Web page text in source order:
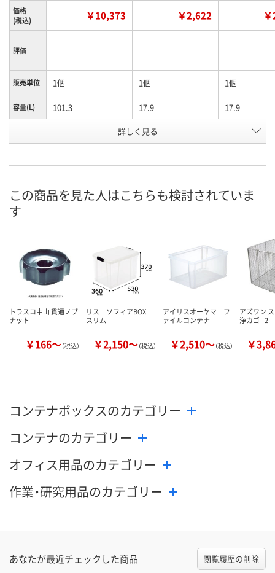
価格
(税込)
￥10,373 ￥2,622
評価
販売単位 1個 1個 1個
容量(L) 101.3 17.9 17.9
369
お申込番
号
4393434 4393452 4392769
お届け日 8月13日（木） 8月13日（木）
数量
カゴへ
お取り扱い終了しま
カ
詳しく見る
この商品を見た人はこちらも検討されていま
す
トラスコ中山 貫通ノブ
ナット
￥166～（税込）
リス ソフィアBOX
スリム
￥2,150～（税込）
アイリスオーヤマ フ
ァイルコンテナ
￥2,510～（税込）
アズワン
浄カゴ _2
￥
コンテナボックスのカテゴリー
コンテナのカテゴリー
オフィス用品のカテゴリー
作業・研究用品のカテゴリー
あなたが最近チェックした商品 閲覧履歴の削除